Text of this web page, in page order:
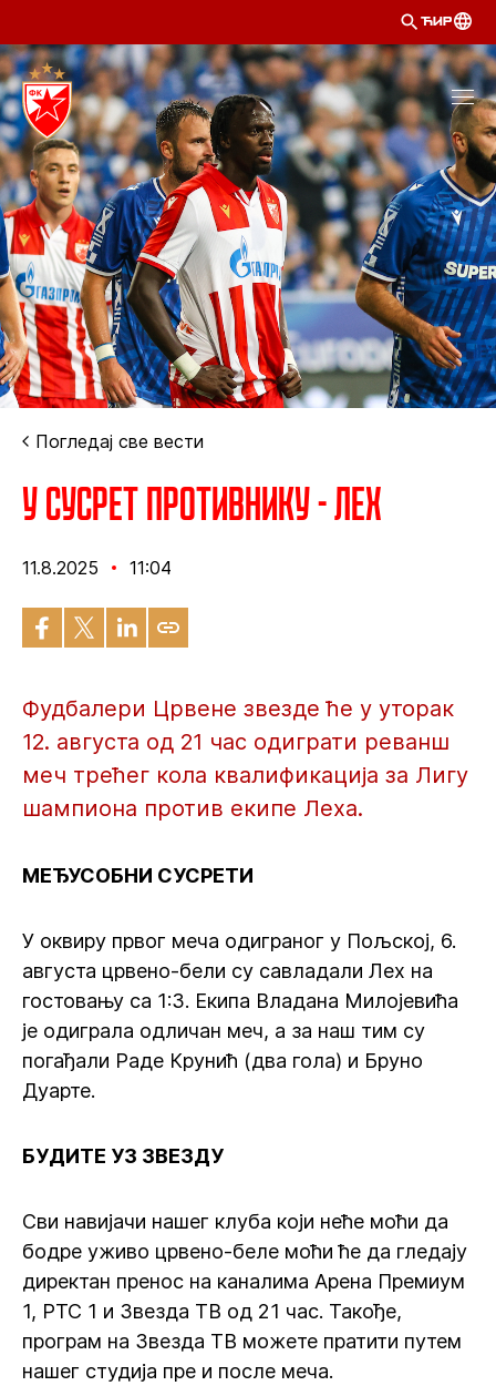
ЋИР
Погледај све вести
У сусрет противнику - Лех
11.8.2025 11:04
Фудбалери Црвене звезде ће у уторак
12. августа од 21 час одиграти реванш
меч трећег кола квалификација за Лигу
шампиона против екипе Леха.
МЕЂУСОБНИ СУСРЕТИ
У оквиру првог меча одиграног у Пољској, 6.
августа црвено-бели су савладали Лех на
гостовању са 1:3. Екипа Владана Милојевића
је одиграла одличан меч, а за наш тим су
погађали Раде Крунић (два гола) и Бруно
Дуарте.
БУДИТЕ УЗ ЗВЕЗДУ
Сви навијачи нашег клуба који неће моћи да
бодре уживо црвено-беле моћи ће да гледају
директан пренос на каналима Арена Премиум
1, РТС 1 и Звезда ТВ од 21 час. Такође,
програм на Звезда ТВ можете пратити путем
нашег студија пре и после меча.